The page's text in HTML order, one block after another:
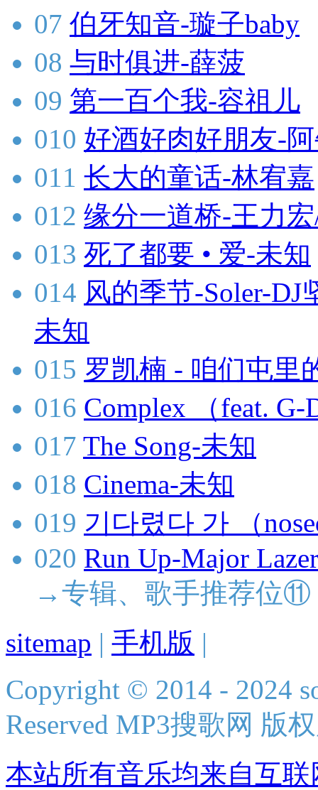
07 伯牙知音-璇子baby
08 与时俱进-薛菠
09 第一百个我-容祖儿
010 好酒好肉好朋友-
011 长大的童话-林宥嘉
012 缘分一道桥-王力
013 死了都要 • 爱-未知
014 风的季节-Soler-
未知
015 罗凯楠 - 咱们屯里
016 Complex （feat.
017 The Song-未知
018 Cinema-未知
019 기다렸다 가 （
020 Run Up-Major
→专辑、歌手推荐位⑪
sitemap | 手机版 |
Copyright © 2014 - 2024
Reserved MP3搜歌网 版
本站所有音乐均来自互